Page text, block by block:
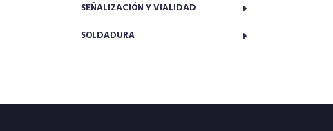
SEÑALIZACIÓN Y VIALIDAD
SOLDADURA